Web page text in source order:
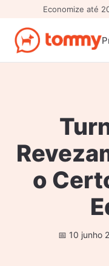
Economize até
o
10 junho